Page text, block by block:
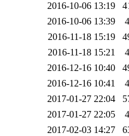
2016-10-06 13:19
2016-10-06 13:39
2016-11-18 15:19
2016-11-18 15:21
2016-12-16 10:40
2016-12-16 10:41
2017-01-27 22:04
2017-01-27 22:05
2017-02-03 14:27